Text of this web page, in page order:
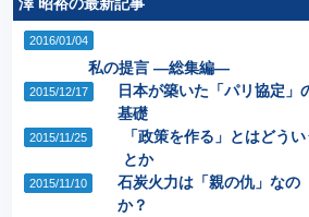
澤 昭裕の最新記事
2016/01/04
私の提言 ―総集編―
2015/12/17
日本が築いた「パリ協定」
基礎
2015/11/25
「政策を作る」とはどうい
とか
2015/11/10
石炭火力は「親の仇」なの
か？